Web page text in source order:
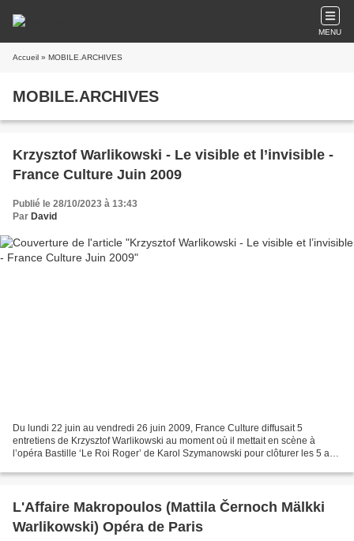
MENU
Accueil » MOBILE.ARCHIVES
MOBILE.ARCHIVES
Krzysztof Warlikowski - Le visible et l’invisible -
France Culture Juin 2009
Publié le 28/10/2023 à 13:43
Par David
Du lundi 22 juin au vendredi 26 juin 2009, France Culture diffusait 5
entretiens de Krzysztof Warlikowski au moment où il mettait en scène à
l’opéra Bastille ‘Le Roi Roger’ de Karol Szymanowski pour clôturer les 5 ans
L'Affaire Makropoulos (Mattila Černoch Mälkki
Warlikowski) Opéra de Paris